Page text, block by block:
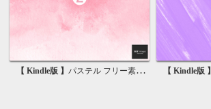
【 Kindle版 】 パステル フリー素材 2 無料で使える背景画像集 【 Kindle版 】